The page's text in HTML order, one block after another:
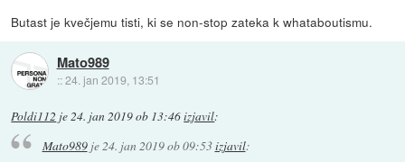
Butast je kvečjemu tisti, ki se non-stop zateka k whataboutismu.
Mato989
::24. jan 2019, 13:51
Poldi112 je 24. jan 2019 ob 13:46izjavil:
Mato989je24. jan 2019 ob 09:53izjavil: